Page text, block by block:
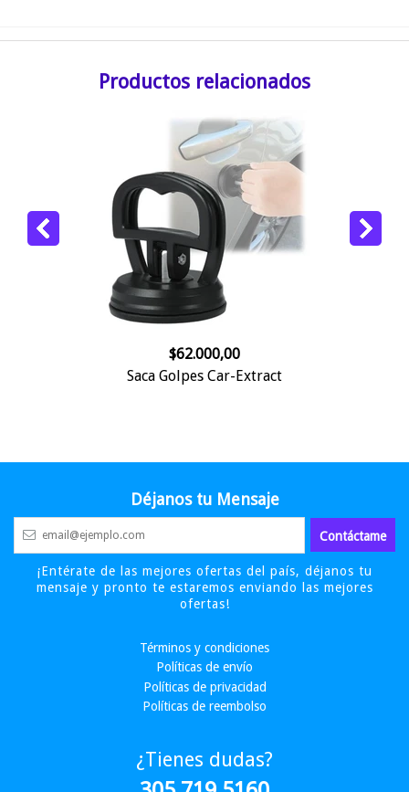
Productos relacionados
$62.000,00
Saca Golpes Car-Extract
Déjanos tu Mensaje
¡Entérate de las mejores ofertas del país, déjanos tu
mensaje y pronto te estaremos enviando las mejores
ofertas!
Términos y condiciones
Políticas de envío
Políticas de privacidad
Políticas de reembolso
¿Tienes dudas?